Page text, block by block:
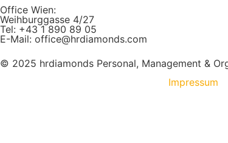
Office Wien:
Weihburggasse 4/27
Tel: +43 1 890 89 05
E-Mail: office@hrdiamonds.com
© 2025 hrdiamonds Personal, Management &
Impressum